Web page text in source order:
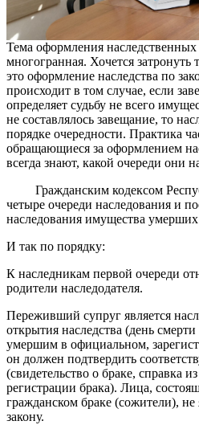
Тема оформления
многогранная. Хочется затронуть
это оформление наследства по
происходит в том случае, если
определяет судьбу не всего
не составлялось завещание, то
порядке очередности. Практика
обращающиеся за оформлением
всегда знают, какой очереди они
Гражданским кодексом
четыре очереди наследования и
наследования имущества умерших
И так по порядку:
К наследникам первой очереди
родители наследодателя.
Переживший супруг является
открытия наследства (день
умершим в официальном,
он должен подтвердить
(свидетельство о браке, справка
регистрации брака). Лица,
гражданском браке (сожители),
закону.